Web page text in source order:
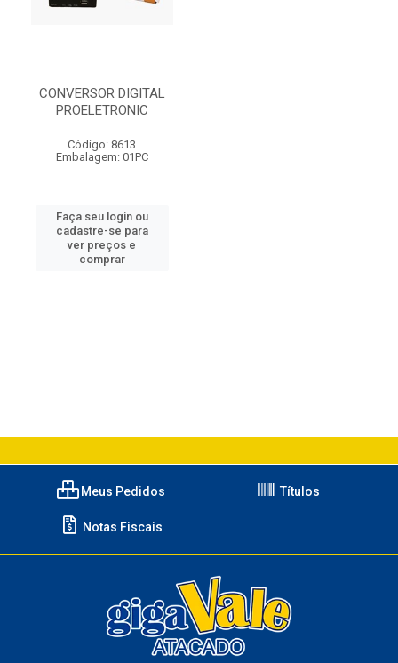
CONVERSOR DIGITAL
PROELETRONIC
Código: 8613
Embalagem: 01PC
Faça seu login ou
cadastre-se para
ver preços e
comprar
Meus Pedidos Títulos
Notas Fiscais